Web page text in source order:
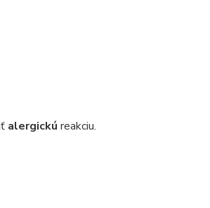
alergickú reakciu.